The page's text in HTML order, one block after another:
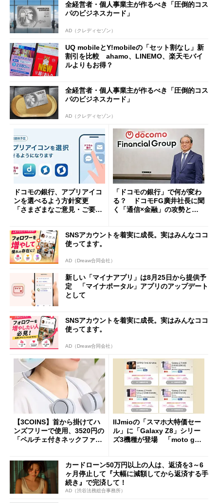
全経営者・個人事業主が作るべき「圧倒的コス
パのビジネスカード」
AD（クレディセゾン）
UQ mobileとY!mobileの「セット割なし」新
割引を比較 ahamo、LINEMO、楽天モバイ
ルよりもお得？
全経営者・個人事業主が作るべき「圧倒的コス
パのビジネスカード」
AD（クレディセゾン）
ドコモの銀行、アプリアイコ
ンを選べるよう方針変更
「さまざまなご意見・ご要望
「ドコモの銀行」で何が変わ
る？ ドコモFG廣井社長に聞
く「通信×金融」の攻勢とグ
SNSアカウントを着実に成長。実はみんなココ
使ってます。
AD（Dreaw合同会社）
新しい「マイナアプリ」は8月25日から提供予
定 「マイナポータル」アプリのアップデート
として
SNSアカウントを着実に成長。実はみんなココ
使ってます。
AD（Dreaw合同会社）
【3COINS】首から掛けてハ
ンズフリーで使用、3520円の
「ペルチェ付きネックファ
IIJmioの「スマホ大特価セー
ル」に「Galaxy Z8」シリー
ズ3機種が登場 「moto g37
カードローン50万円以上の人は、返済を3～6
ヶ月停止して『大幅に減額してから返済する手
続き』で完済して！
AD（渋谷法務総合事務所）